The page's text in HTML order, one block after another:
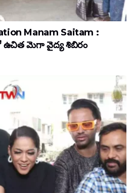
Manam Saitam :
ఉచిత మెగా వైద్య శిబిరం